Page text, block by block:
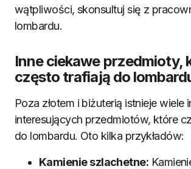
wątpliwości, skonsultuj się z
lombardu.
Inne ciekawe przedmioty,
często trafiają do
Poza złotem i biżuterią istnieje wiele
interesujących przedmiotów, które
do lombardu. Oto kilka przykładów:
Kamienie szlachetne: